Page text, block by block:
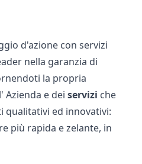
d'azione con servizi
nella garanzia di
la propria
e dei servizi che
qualitativi ed innovativi:
più rapida e zelante, in